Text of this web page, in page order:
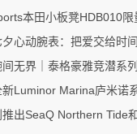
本田小板凳HDB010限
心动腕表：把爱交给时间
无界｜泰格豪雅竞潜系
Marina庐米诺系列腕表PAM01707
Northern Tide和SeaQ大日历